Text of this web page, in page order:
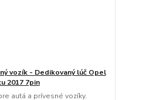
vozík - Dedikovaný lúč Opel
2017 7pin
autá a prívesné vozíky.